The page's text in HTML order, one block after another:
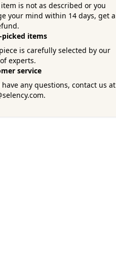
is not as described or you
your mind within 14 days, get a
picked items
is carefully selected by our
experts.
service
any questions, contact us at